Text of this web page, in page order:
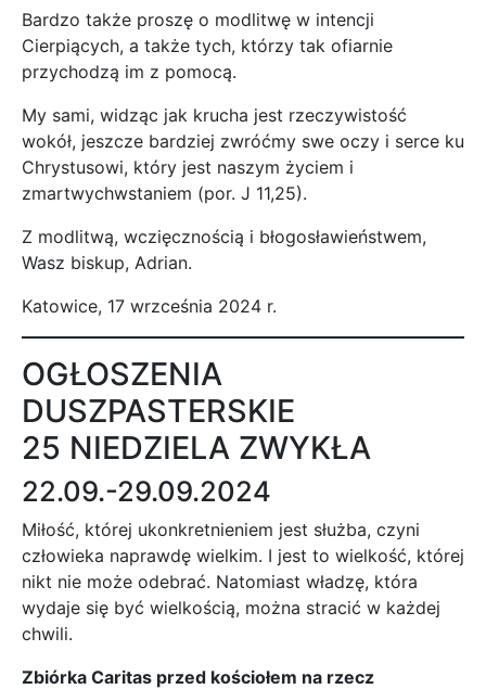
Bardzo także proszę o modlitwę w intencji
Cierpiących, a także tych, którzy tak ofiarnie
przychodzą im z pomocą.
My sami, widząc jak krucha jest rzeczywistość
wokół, jeszcze bardziej zwróćmy swe oczy i serce ku
Chrystusowi, który jest naszym życiem i
zmartwychwstaniem (por. J 11,25).
Z modlitwą, wczięcznością i błogosławieństwem,
Wasz biskup, Adrian.
Katowice, 17 wrzceśnia 2024 r.
OGŁOSZENIA
DUSZPASTERSKIE
25 NIEDZIELA ZWYKŁA
22.09.-29.09.2024
Miłość, której ukonkretnieniem jest służba, czyni
człowieka naprawdę wielkim. I jest to wielkość, której
nikt nie może odebrać. Natomiast władzę, która
wydaje się być wielkością, można stracić w każdej
chwili.
Zbiórka Caritas przed kościołem na rzecz